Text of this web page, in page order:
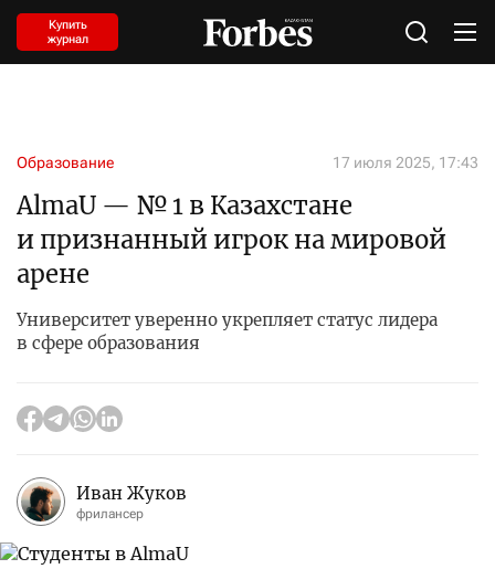
Купить
журнал
Образование 17 июля 2025, 17:43
AlmaU — № 1 в Казахстане
и признанный игрок на мировой
арене
Университет уверенно укрепляет статус лидера
в сфере образования
Иван Жуков
фрилансер